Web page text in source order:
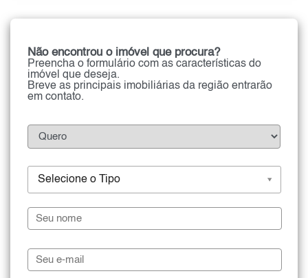
Não encontrou o imóvel que procura?
Preencha o formulário com as características do
imóvel que deseja.
Breve as principais imobiliárias da região entrarão
em contato.
Selecione o Tipo